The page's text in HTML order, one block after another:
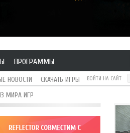
ПРОГРАММЫ
НОВОСТИ
СКАЧАТЬ ИГРЫ
МИРА ИГР
ВОЙТИ НА САЙТ